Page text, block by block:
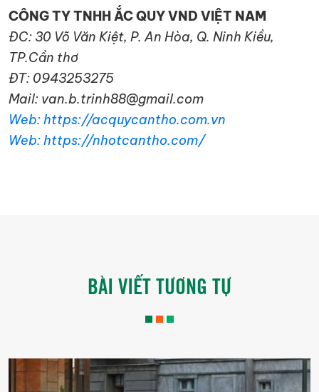
CÔNG TY TNHH ẮC QUY VND VIỆT NAM
ĐC: 30 Võ Văn Kiệt, P. An Hòa, Q. Ninh Kiều,
TP.Cần thơ
ĐT: 0943253275
Mail: van.b.trinh88@gmail.com
Web: https://acquycantho.com.vn
Web: https://nhotcantho.com/
BÀI VIẾT TƯƠNG TỰ